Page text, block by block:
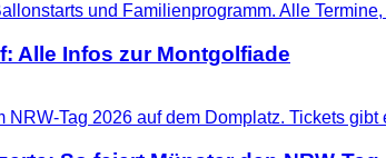
Alle Infos zur Montgolfiade